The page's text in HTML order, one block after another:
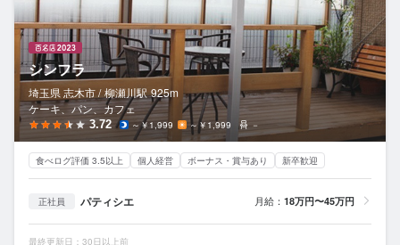
シンフラ
埼玉県 志木市 / 柳瀬川駅 925m
ケーキ、パン、カフェ
3.72 ～￥1,999 ～￥1,999 －
食べログ評価 3.5以上 個人経営 ボーナス・賞与あり 新卒歓迎
正社員 パティシエ 月給： 18万円〜45万円
最終更新日：30日以上前